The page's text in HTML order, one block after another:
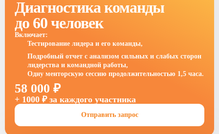
Диагностика команды
до 60 человек
Включает:
Тестирование лидера и его команды,
Подробный отчет с анализом сильных и слабых сторон
лидерства и командной работы,
Одну менторскую сессию продолжительностью 1,5 часа.
58 000 ₽
+ 1000 ₽ за каждого участника
Отправить запрос